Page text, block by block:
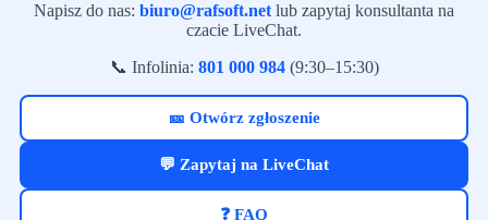
Napisz do nas: biuro@rafsoft.net lub zapytaj konsultanta na
czacie LiveChat.
📞 Infolinia: 801 000 984(9:30–15:30)
🎫 Otwórz zgłoszenie
💬 Zapytaj na LiveChat
❓ FAQ